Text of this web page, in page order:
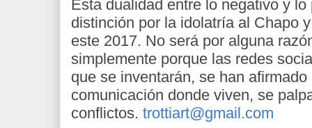
Esta dualidad entre lo negativo y
distinción por la idolatría al Chapo
este 2017. No será por alguna
simplemente porque las redes
que se inventarán, se han
comunicación donde viven, se
conflictos. trottiart@gmail.com